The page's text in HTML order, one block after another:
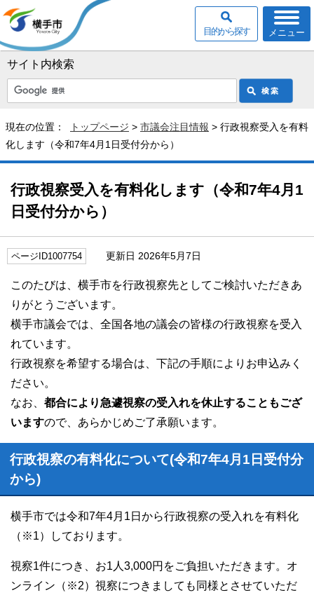
サイト内検索
メニュー
目的から探す
現在の位置： トップページ > 市議会注目情報 > 行政視察受入を有料
化します（令和7年4月1日受付分から）
行政視察受入を有料化します（令和7年4月1
日受付分から）
ページID1007754 更新日 2026年5月7日
このたびは、横手市を行政視察先としてご検討いただきあ
りがとうございます。
横手市議会では、全国各地の議会の皆様の行政視察を受入
れています。
行政視察を希望する場合は、下記の手順によりお申込みく
ださい。
なお、 都合により急遽視察の受入れを休止することもござ
いますので、あらかじめご了承願います。
行政視察の有料化について(令和7年4月1日受付分
から)
横手市では令和7年4月1日から行政視察の受入れを有料化
（※1）しております。
視察1件につき、お1人3,000円をご負担いただきます。オ
ンライン（※2）視察につきましても同様とさせていただ